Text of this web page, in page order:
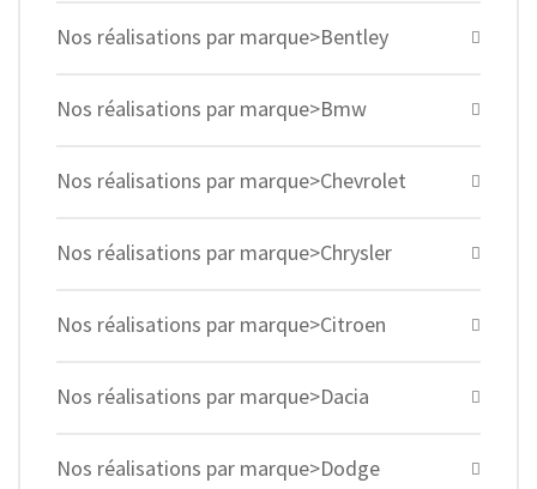
Nos réalisations par marque>Bentley
Nos réalisations par marque>Bmw
Nos réalisations par marque>Chevrolet
Nos réalisations par marque>Chrysler
Nos réalisations par marque>Citroen
Nos réalisations par marque>Dacia
Nos réalisations par marque>Dodge